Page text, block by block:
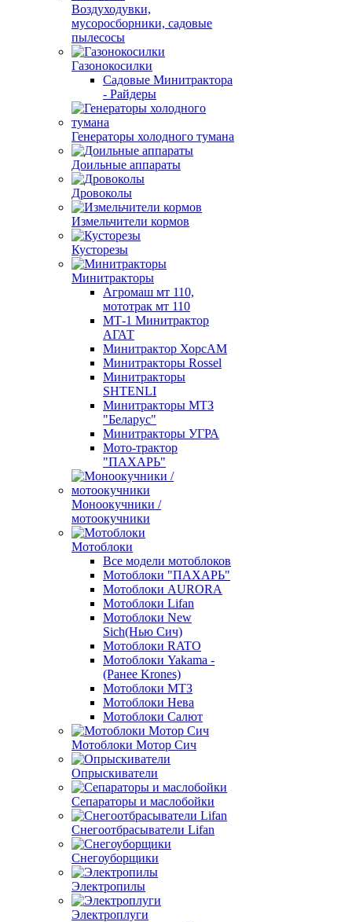
Воздуходувки,
мусоросборники, cадовые
пылесосы
Газонокосилки
Садовые Минитрактора
- Райдеры
Генераторы холодного тумана
Доильные аппараты
Дровоколы
Измельчители кормов
Кусторезы
Минитракторы
Агромаш мт 110,
мототрак мт 110
МТ-1 Минитрактор
АГАТ
Минитрактор ХорсАМ
Минитракторы Rossel
Минитракторы
SHTENLI
Минитракторы МТЗ
"Беларус"
Минитракторы УГРА
Мото-трактор
"ПАХАРЬ"
Моноокучники /
мотоокучники
Мотоблоки
Все модели мотоблоков
Мотоблоки "ПАХАРЬ"
Мотоблоки AURORA
Мотоблоки Lifan
Мотоблоки New
Sich(Нью Сич)
Мотоблоки RATO
Мотоблоки Yakama -
(Ранее Krones)
Мотоблоки МТЗ
Мотоблоки Нева
Мотоблоки Салют
Мотоблоки Мотор Сич
Опрыскиватели
Сепараторы и маслобойки
Снегоотбрасыватели Lifan
Снегоуборщики
Электропилы
Электроплуги